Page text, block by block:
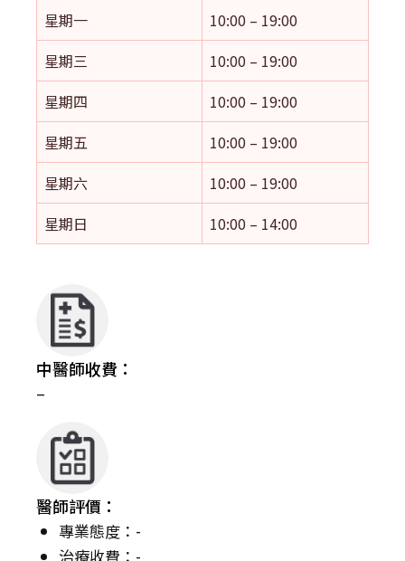
星期一
10:00 – 19:00
星期三
10:00 – 19:00
星期四
10:00 – 19:00
星期五
10:00 – 19:00
星期六
10:00 – 19:00
星期日
10:00 – 14:00
中醫師收費：
–
醫師評價：
專業態度：-
治療收費：-